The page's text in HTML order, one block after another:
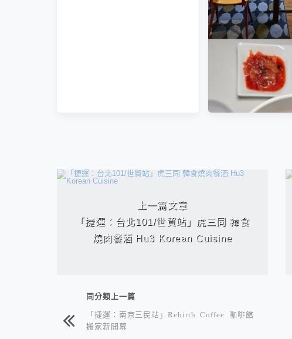
相連文章
上一篇文章
「捷運：台北101/世貿站」虎三同 韓食
燒肉餐酒 Hu3 Korean Cuisine
同分類上一篇
「捷運：南京三民站」Rebirth Coffee 咖啡館
搬家新開幕